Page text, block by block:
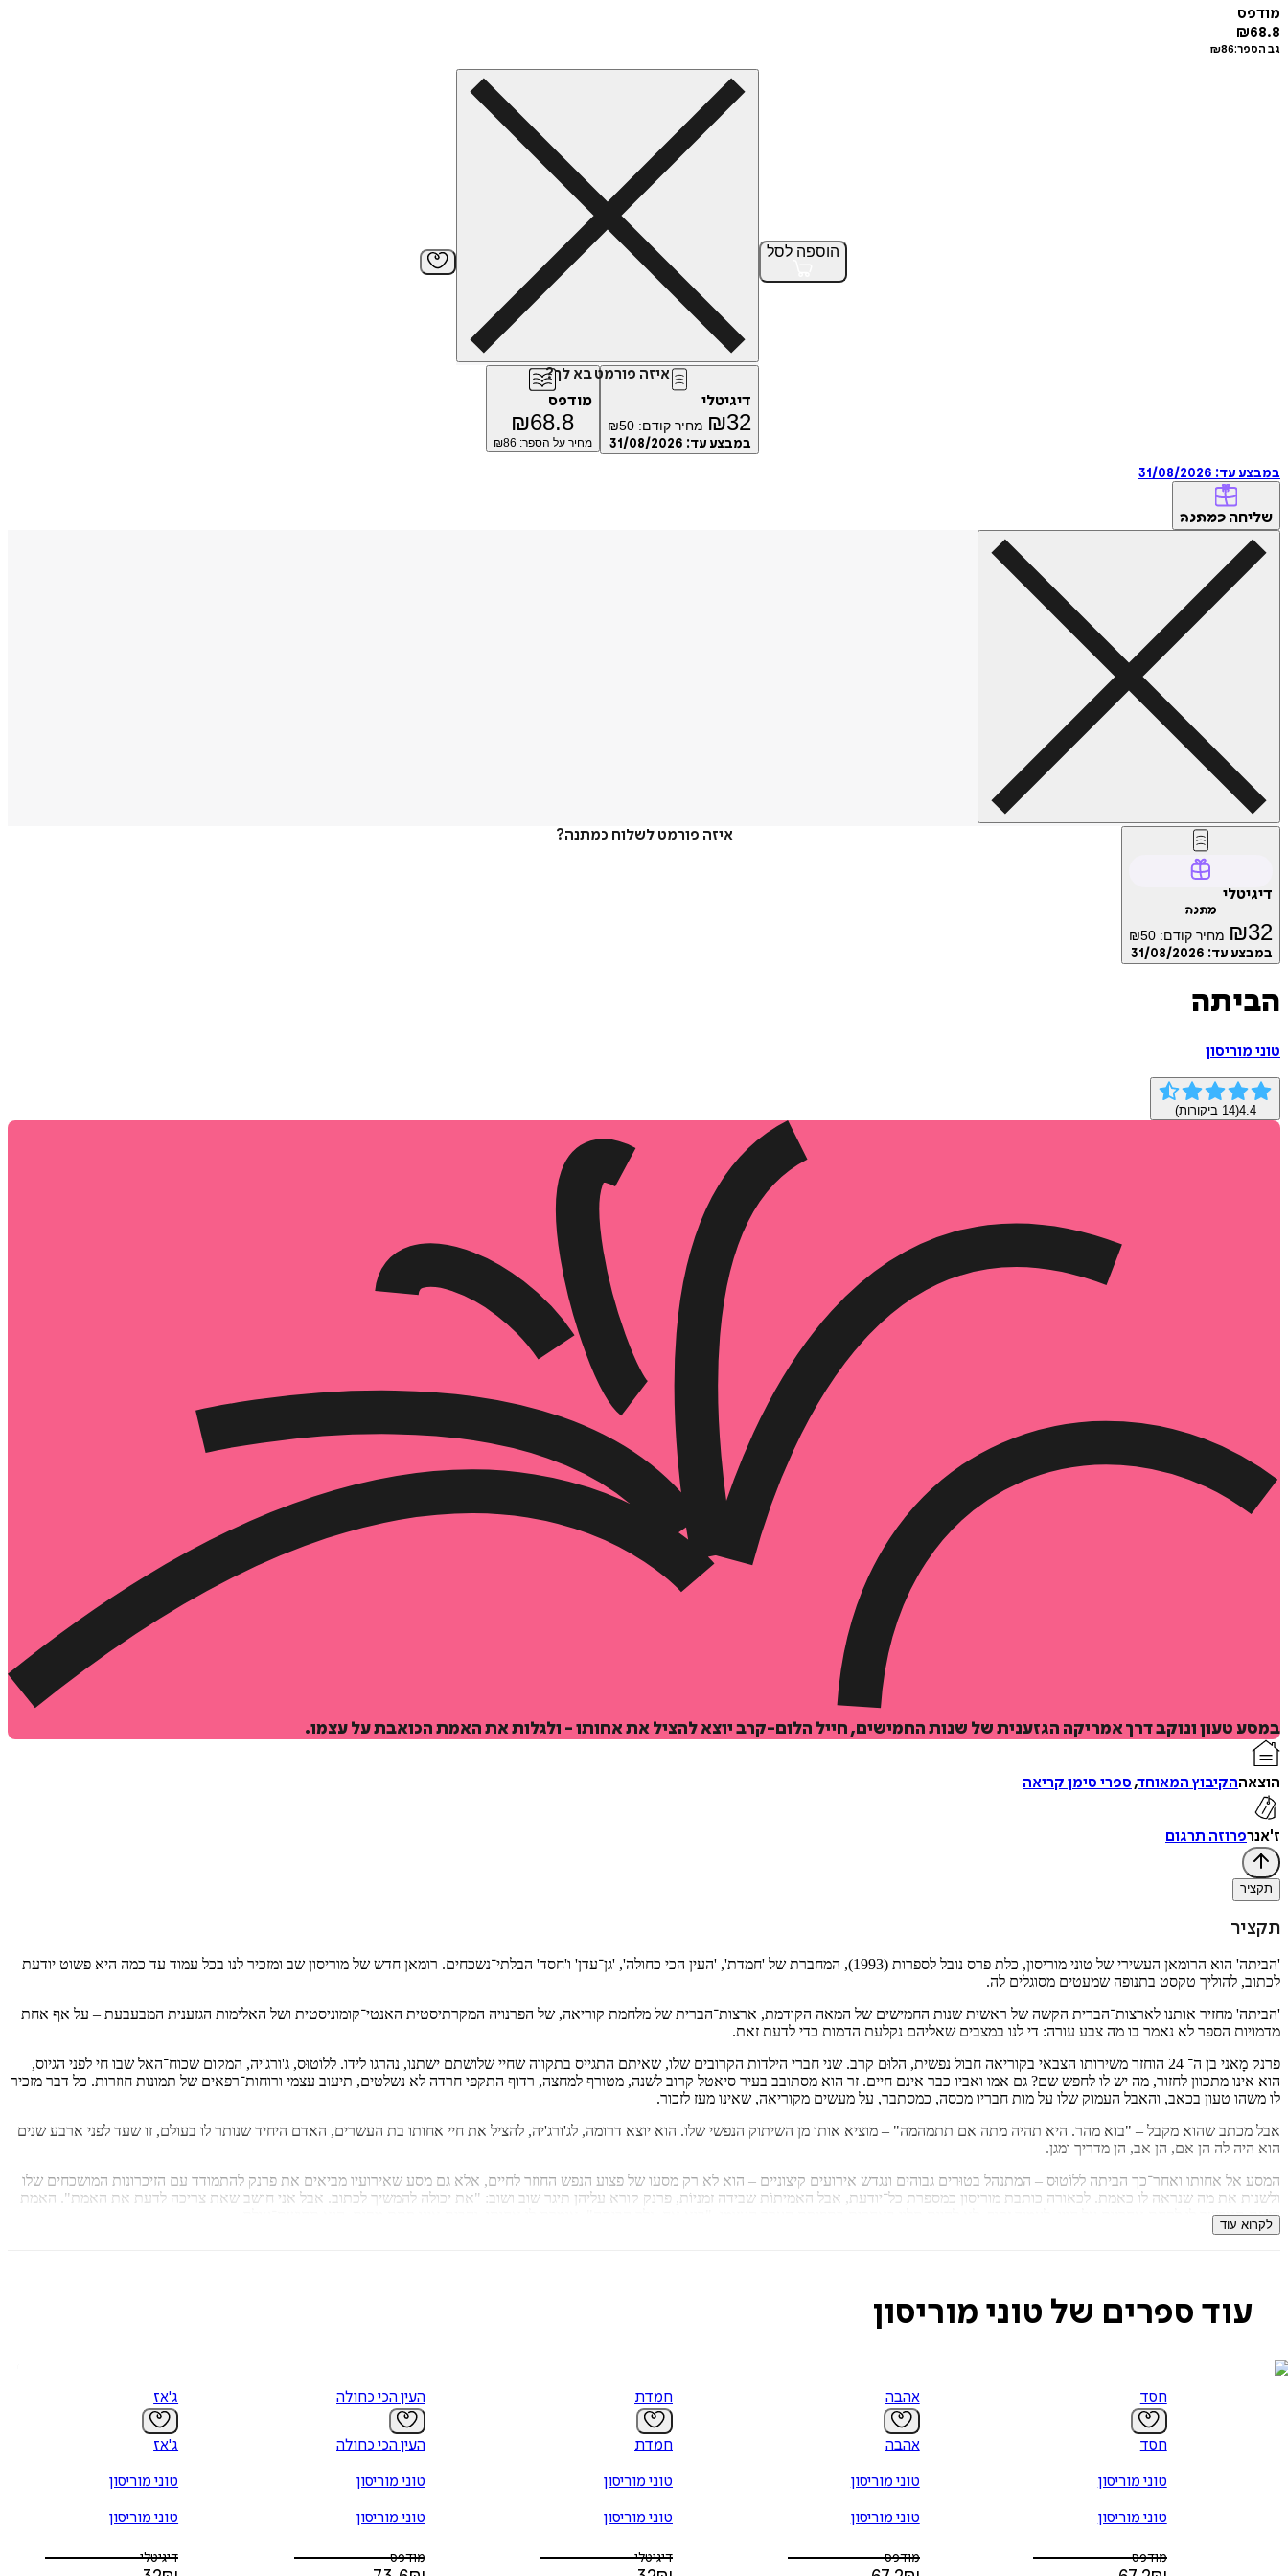
מודפס
₪68.8
גב הספר: ₪86
הוספה לסל
איזה פורמט בא לך?
דיגיטלי
₪32 מחיר קודם: ₪50
במבצע עד: 31/08/2026
מודפס
₪68.8
מחיר על הספר: ₪ 86
במבצע עד: 31/08/2026
שליחה כמתנה
איזה פורמט לשלוח כמתנה?
דיגיטלי
מתנה
₪32 מחיר קודם: ₪50
במבצע עד: 31/08/2026
₪32 מחיר קודם: ₪50
₪68.8
הביתה
טוני מוריסון
4.4
(
14 ביקורות)
במסע טעון ונוקב דרך אמריקה הגזענית של שנות החמישים, חייל הלום-קרב יוצא להציל את אחותו - ולגלות את האמת הכואבת על עצמו.
הוצאההקיבוץ המאוחד,ספרי סימן קריאה
ז'אנרפרוזה תרגום
תקציר
תקציר
'הביתה' הוא הרומאן העשירי של טוני מוריסון, כלת פרס נובל לספרות (1993), המחברת של 'חמדת', 'העין הכי כחולה', 'גן־עדן' ו'חסד' הבלתי־נשכחים. רומאן חדש של מוריסון שב ומזכיר לנו בכל עמוד עד כמה היא פשוט יודעת
לכתוב, להוליך טקסט בתנופה שמעטים מסוגלים לה.
'הביתה' מחזיר אותנו לארצות־הברית הקשה של ראשית שנות החמישים של המאה הקודמת, ארצות־הברית של מלחמת קוריאה, של הפרנויה המקרתיסטית האנטי־קומוניסטית ושל האלימות הגזענית המבעבעת – על אף אחת
מדמויות הספר לא נאמר בו מה צבע עורה: די לנו במצבים שאליהם נקלעת הדמות כדי לדעת זאת.
פרנק מָאני בן ה־ 24 הוחזר משירותו הצבאי בקוריאה חבול נפשית, הלוּם קרב. שני חברי הילדות הקרובים שלו, שאיתם התגייס בתקווה שחיי שלושתם ישתנו, נהרגו לידו. ללוֹטוּס, ג'ורג'יה, המקום שכוח־האל שבו חי לפני הגיוס,
הוא אינו מתכוון לחזור, מה יש לו לחפש שם? גם אמו ואביו כבר אינם חיים. זר הוא מסתובב בעיר סיאטל קרוב לשנה, מטורף למחצה, רדוף התקפי חרדה לא נשלטים, תיעוב עצמי ורוחות־רפאים של תמונות חוזרות. כל דבר מזכיר
לו משהו טעון בכאב, והאבל העמוק שלו על מות חבריו מכסה, כמסתבר, על מעשים מקוריאה, שאינו מעז לזכור.
אבל מכתב שהוא מקבל – "בוא מהר. היא תהיה מתה אם תתמהמה" – מוציא אותו מן השיתוק הנפשי שלו. הוא יוצא דרומה, לג'ורג'יה, להציל את חיי אחותו בת העשרים, האדם היחיד שנותר לו בעולם, זו שעד לפני ארבע שנים
הוא היה לה הן אם, הן אב, הן מדריך ומגן.
המסע אל אחותו ואחר־כך הביתה ללוֹטוּס – המתנהל בטוּרים גבוהים ונגדש אירועים קיצוניים – הוא לא רק מסעו של פצוע הנפש החוזר לחיים, אלא גם מסע שאירועיו מביאים את פרנק להתמודד עם הזיכרונות המושכחים שלו
ולשנות את מה שנראה לו כאמת. לכאורה כותבת מוריסון כמספרת כל־יודעת, אבל האמיתוֹת שבידה זמניוֹת, פרנק קורא עליהן תיגר שוב ושוב: "את יכולה להמשיך לכתוב. אבל אני חושב שאת צריכה לדעת את האמת". האמת
הזאת תאפשר לו לקחת אחריות על חייו, לעמוד זקוף, לא להיות תלוי באחרים בתפיסת הערך העצמי. "בוא אח. נלך הביתה", אומרת לו אחותו, והבית אינו סתם מקום, הוא תחושת־עולם.
לקרוא עוד
עוד ספרים של טוני מוריסון
חסד
חסד
טוני מוריסון
טוני מוריסון
מודפס
אהבה
אהבה
טוני מוריסון
טוני מוריסון
מודפס
חמדת
חמדת
טוני מוריסון
טוני מוריסון
דיגיטלי
העין הכי כחולה
העין הכי כחולה
טוני מוריסון
טוני מוריסון
מודפס
ג'אז
ג'אז
טוני מוריסון
טוני מוריסון
דיגיטלי